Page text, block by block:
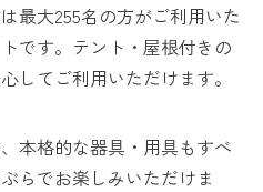
最大255名の方がご利用いた
です。テント・屋根付きの
してご利用いただけます。
本格的な器具・用具もすべ
らでお楽しみいただけま